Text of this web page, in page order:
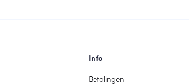
Info
Betalingen